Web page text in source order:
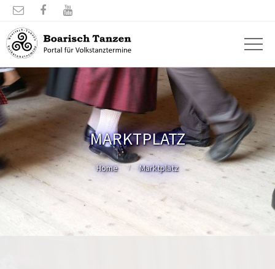
  
MARKTPLATZ
Home Marktplatz